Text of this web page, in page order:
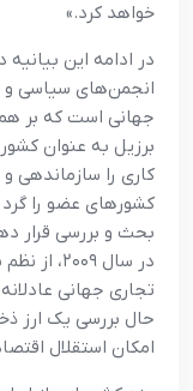
خواهد کرد.»
در ادامه این
انجمن‌های سیاسی و
جهانی است که بر
برزیل به عنوان
کاری را سازماندهی
کشورهای عضو را
بحث و بررسی قرار
در سال
تجاری جهانی
حال بررسی یک ارز
امکان استقلال